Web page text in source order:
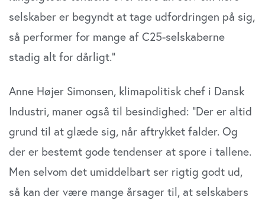
selskaber er begyndt at tage udfordringen på sig,
så performer for mange af C25-selskaberne
stadig alt for dårligt.”
Anne Højer Simonsen, klimapolitisk chef i Dansk
Industri, maner også til besindighed: ”Der er altid
grund til at glæde sig, når aftrykket falder. Og
der er bestemt gode tendenser at spore i tallene.
Men selvom det umiddelbart ser rigtig godt ud,
så kan der være mange årsager til, at selskabers